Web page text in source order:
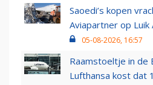
Saoedi’s kopen
Aviapartner op
05-08-2026, 16:57
Raamstoeltje in de
Lufthansa kost dat